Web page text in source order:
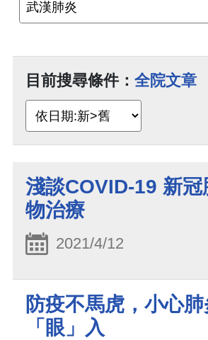
目前搜尋條件： 全院文章
淺談COVID-19 新冠
物治療
2021/4/12
防疫不馬虎，小心
「眼」入